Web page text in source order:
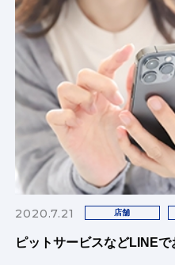
2020.7.21 店舗
ピットサービスなどLINE